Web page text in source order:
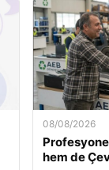
08/08/2026
hem de